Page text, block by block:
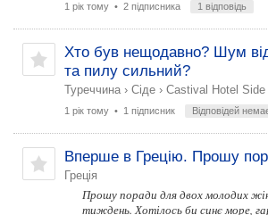
1 рік тому • 2 підписника 1 відповідь
Хто був нещодавно? Шум
та пилу сильний?
Туреччина › Сіде › Castival Hotel Side
1 рік тому • 1 підписник Відповідей
Вперше в Грецію. Прошу
Греція
Прошу поради для двох молодих
тиждень. Хотілось би синє море,